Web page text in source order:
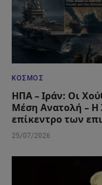
ΚΌΣΜΟΣ
ΗΠΑ – Ιράν: Οι
Μέση Ανατολή – Η
επίκεντρο των
25/07/2026